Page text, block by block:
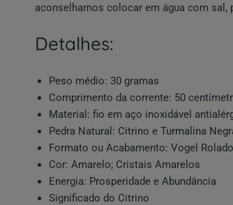
aconselhamos colocar em água com
detalhes:
Peso médio: 30 gramas
Comprimento da corrente: 50
Material: fio em aço inoxidável
Pedra Natural : Citrino e Turmalina
Formato ou Acabamento: Vogel Rolado
Cor: Amarelo; Cristais Amarelos
Energia: Prosperidade e Abundância
Significado do Citrino